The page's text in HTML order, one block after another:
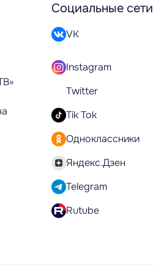
Социальные сети
VK
Instagram
Twitter
Tik Tok
Одноклассники
Яндекс.Дзен
Telegram
Rutube